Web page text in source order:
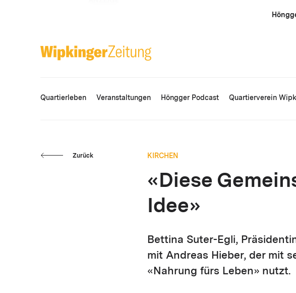
Quartierleben Veranstaltungen Höngger Podcast Quartierverein
Zurück KIRCHEN
«Diese
Idee»
Bettina Suter-Egli,
mit Andreas Hieber, der mit
«Nahrung fürs Leben» nutzt.